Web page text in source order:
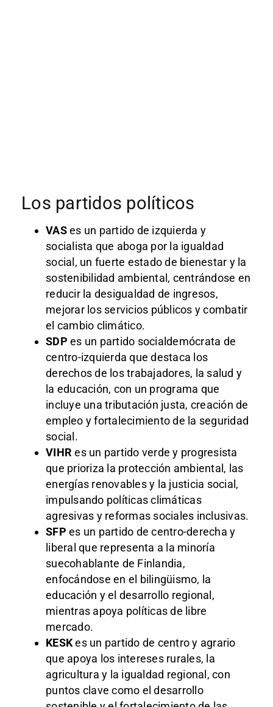
Los partidos políticos
VASes un partido de izquierda y
socialista que aboga por la igualdad
social, un fuerte estado de bienestar y la
sostenibilidad ambiental, centrándose en
reducir la desigualdad de ingresos,
mejorar los servicios públicos y combatir
el cambio climático.
SDP es un partido socialdemócrata de
centro-izquierda que destaca los
derechos de los trabajadores, la salud y
la educación, con un programa que
incluye una tributación justa, creación de
empleo y fortalecimiento de la seguridad
social.
VIHR es un partido verde y progresista
que prioriza la protección ambiental, las
energías renovables y la justicia social,
impulsando políticas climáticas
agresivas y reformas sociales inclusivas.
SFP es un partido de centro-derecha y
liberal que representa a la minoría
suecohablante de Finlandia,
enfocándose en el bilingüismo, la
educación y el desarrollo regional,
mientras apoya políticas de libre
mercado.
KESKes un partido de centro y agrario
que apoya los intereses rurales, la
agricultura y la igualdad regional, con
puntos clave como el desarrollo